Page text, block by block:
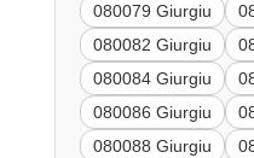
080079 Giurgiu
080082 Giurgiu
080084 Giurgiu
080086 Giurgiu
080088 Giurgiu